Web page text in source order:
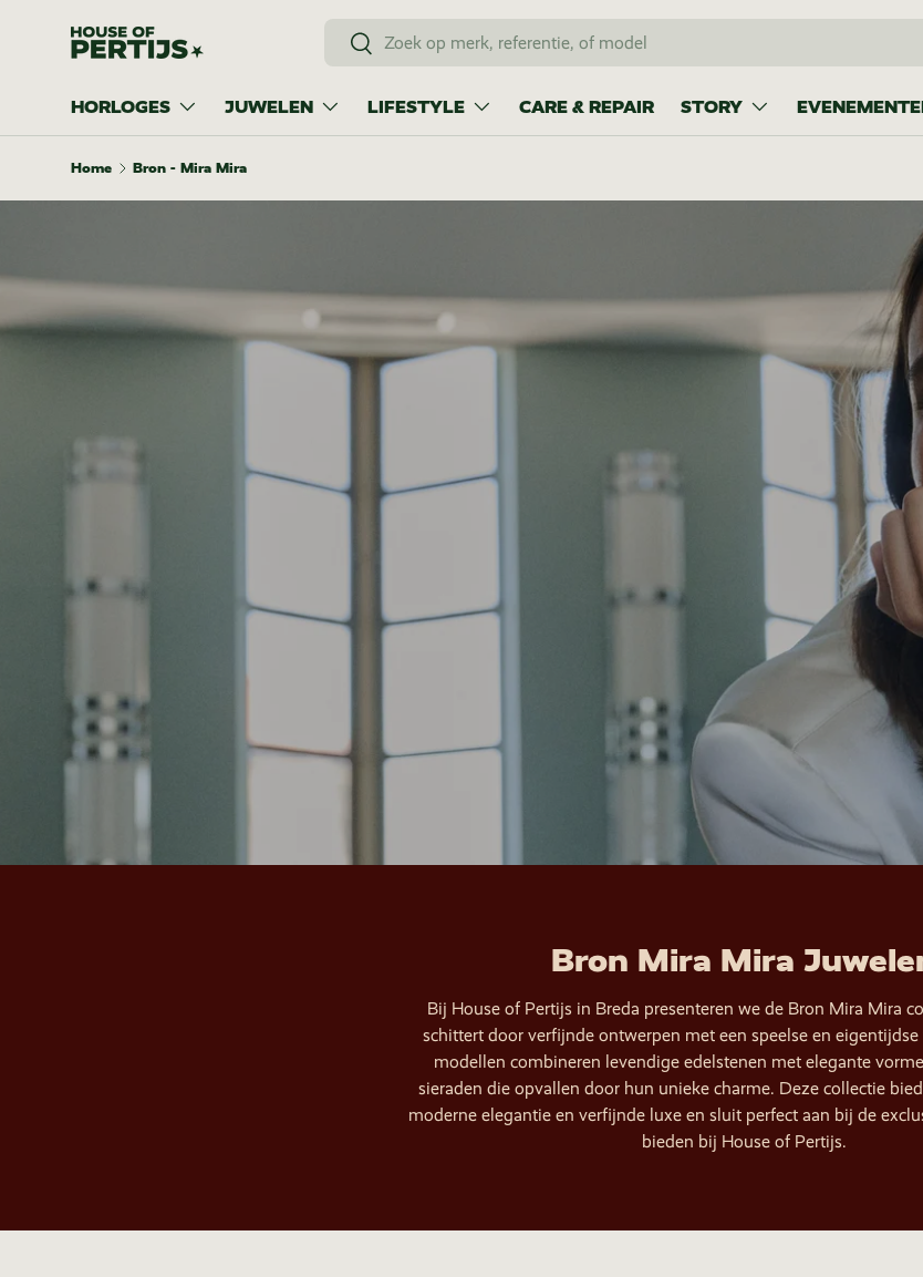
Ga naar inhoud ZoekenZoeken
HORLOGES JUWELEN LIFESTYLE CARE & REPAIR STORY
Home Bron - Mira Mira
Bron Mira Mira
Bij House of Pertijs in Breda presenteren we de Bron Mira Mira
schittert door verfijnde ontwerpen met een speelse en
modellen combineren levendige edelstenen met elegante
sieraden die opvallen door hun unieke charme. Deze collectie
moderne elegantie en verfijnde luxe en sluit perfect aan bij de
bieden bij House of Pertijs.